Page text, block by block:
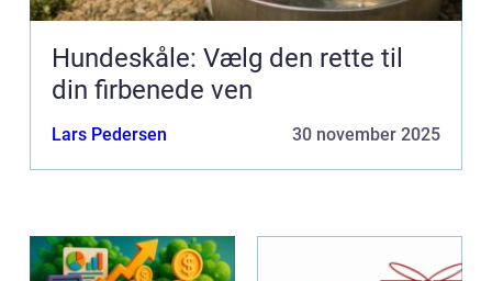
Hundeskåle: Vælg den rette til
din firbenede ven
Lars Pedersen 30 november 2025